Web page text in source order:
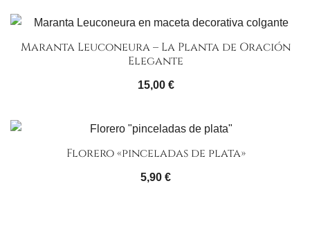
8,00 €
Maranta Leuconeura – La Planta de Oración
Elegante
15,00 €
Florero «pinceladas de plata»
5,90 €